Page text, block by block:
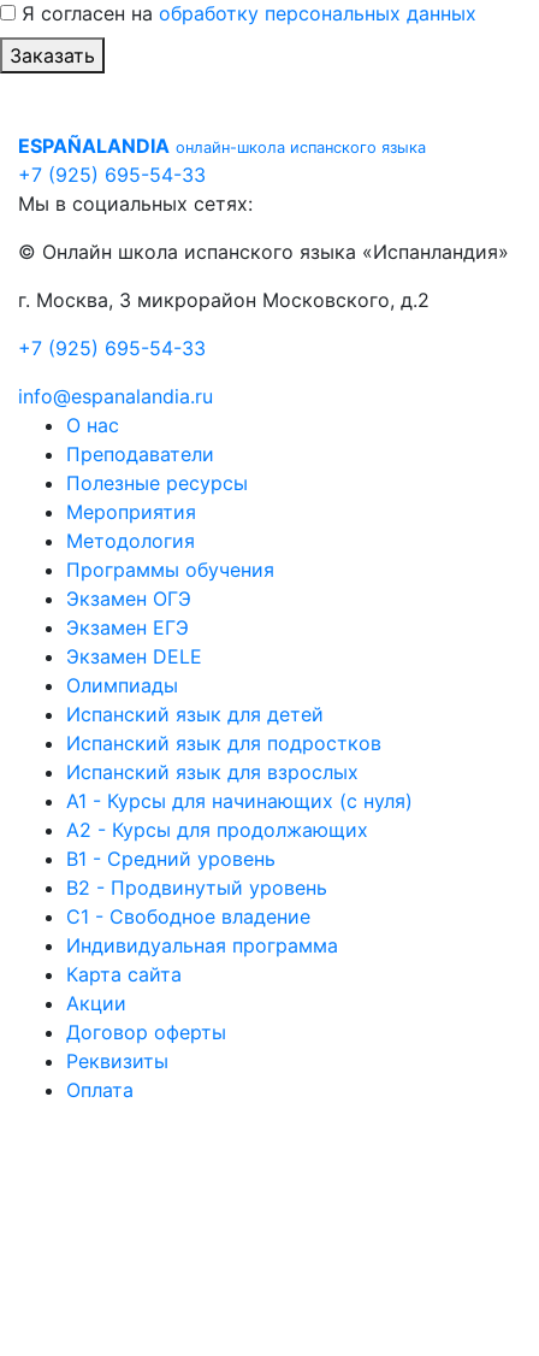
Я согласен на обработку персональных данных
Заказать
ESPAÑALANDIA онлайн-школа испанского языка
+7 (925) 695-54-33
Мы в социальных сетях:
© Онлайн школа испанского языка «Испанландия»
г. Москва, 3 микрорайон Московского, д.2
+7 (925) 695-54-33
info@espanalandia.ru
О нас
Преподаватели
Полезные ресурсы
Мероприятия
Методология
Программы обучения
Экзамен ОГЭ
Экзамен ЕГЭ
Экзамен DELE
Олимпиады
Испанский язык для детей
Испанский язык для подростков
Испанский язык для взрослых
А1 - Курсы для начинающих (с нуля)
А2 - Курсы для продолжающих
B1 - Средний уровень
B2 - Продвинутый уровень
C1 - Свободное владение
Индивидуальная программа
Карта сайта
Акции
Договор оферты
Реквизиты
Оплата